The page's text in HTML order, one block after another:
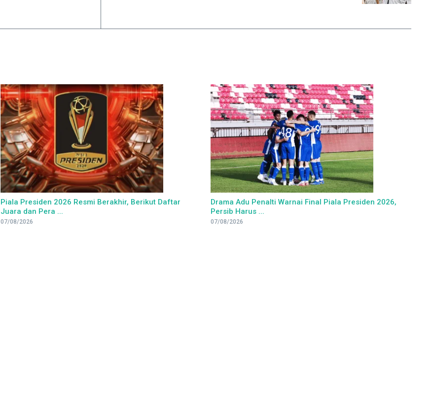
Piala Presiden 2026 Resmi Berakhir, Berikut Daftar
Juara dan Pera ...
07/08/2026
Drama Adu Penalti Warnai Final Piala Presiden 2026,
Persib Harus ...
07/08/2026